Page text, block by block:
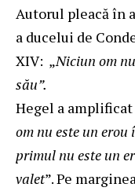
Autorul pleacă în
a ducelui de
XIV: „Niciun om
său”.
Hegel a
om nu este un
primul nu este un
valet”. Pe